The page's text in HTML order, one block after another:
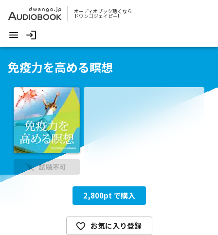
オーディオブック聴くなら
ドワンゴジェイピー!
免疫力を高める瞑想
試聴不可
2,800pt で購入
お気に入り登録